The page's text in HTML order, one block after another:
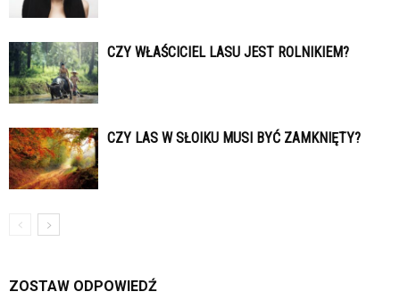
CZY WŁAŚCICIEL LASU JEST ROLNIKIEM?
CZY LAS W SŁOIKU MUSI BYĆ ZAMKNIĘTY?
ZOSTAW ODPOWIEDŹ